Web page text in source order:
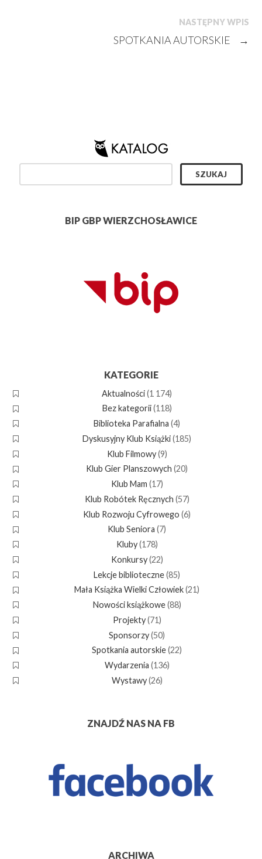
NASTĘPNY WPIS
SPOTKANIA AUTORSKIE →
BIP GBP WIERZCHOSŁAWICE
KATEGORIE
Aktualności(1 174)
Bez kategorii(118)
Biblioteka Parafialna (4)
Dyskusyjny Klub Książki(185)
Klub Filmowy(9)
Klub Gier Planszowych (20)
Klub Mam (17)
Klub Robótek Ręcznych (57)
Klub Rozwoju Cyfrowego (6)
Klub Seniora (7)
Kluby(178)
Konkursy(22)
Lekcje biblioteczne(85)
Mała Książka Wielki Człowiek(21)
Nowości książkowe(88)
Projekty(71)
Sponsorzy(50)
Spotkania autorskie(22)
Wydarzenia (136)
Wystawy(26)
ZNAJDŹ NAS NA FB
ARCHIWA